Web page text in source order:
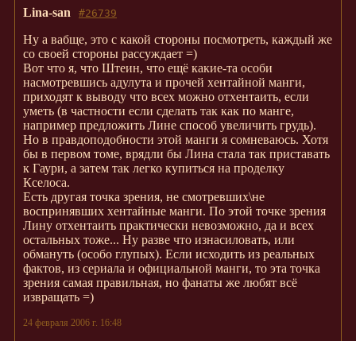
#26739
Lina-san
Ну а вабще, это с какой стороны посмотреть, каждый же
со своей стороны рассуждает =)
Вот что я, что Штеин, что ещё какие-та особи
насмотревшись адулута и прочей хентайной манги,
приходят к выводу что всех можно отхентаить, если
уметь (в частности если сделать так как по манге,
например предложить Лине способ увеличить грудь).
Но в правдоподобности этой манги я сомневаюсь. Хотя
бы в первом томе, врядли бы Лина стала так приставать
к Гаури, а затем так легко купиться на проделку
Кселоса.
Есть другая точка зрения, не смотревших\не
воспринявших хентайные манги. По этой точке зрения
Лину отхентаить практически невозможно, да и всех
остальных тоже... Ну разве что изнасиловать, или
обмануть (особо глупых). Если исходить из реальных
фактов, из сериала и официальной манги, то эта точка
зрения самая правильная, но фанаты же любят всё
извращать =)
24 февраля 2006 г. 16:48